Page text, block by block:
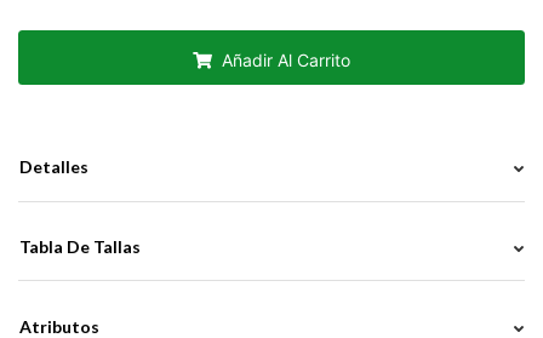
Añadir Al Carrito
Detalles
Tabla De Tallas
Atributos